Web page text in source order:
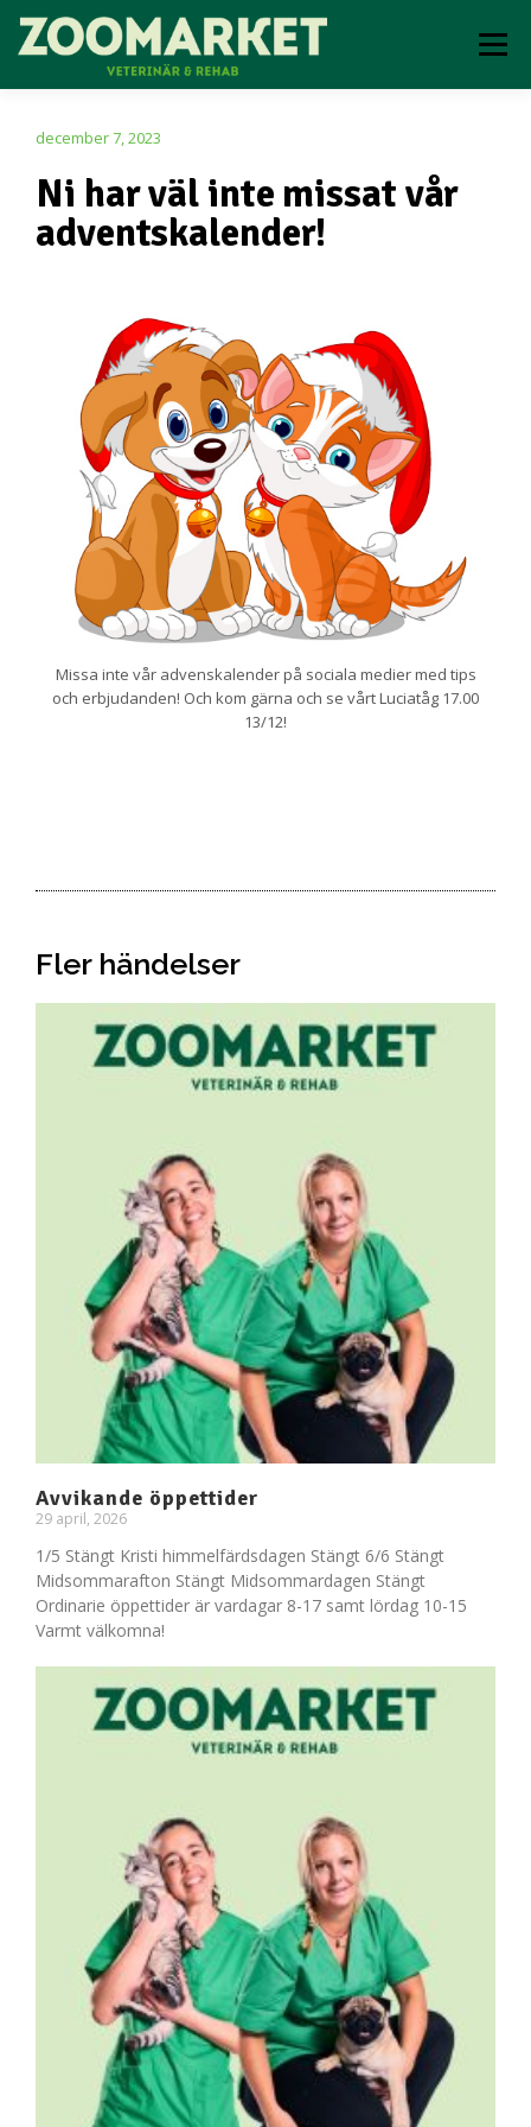
Meny
VETERINÄR
OM OSS KONTAKTA OSS
december 7, 2023
Ni har väl inte missat vår
adventskalender!
Missa inte vår advenskalender på sociala medier med tips
och erbjudanden! Och kom gärna och se vårt Luciatåg 17.00
13/12!
Fler händelser
Avvikande öppettider
29 april, 2026
1/5 Stängt Kristi himmelfärdsdagen Stängt 6/6 Stängt
Midsommarafton Stängt Midsommardagen Stängt
Ordinarie öppettider är vardagar 8-17 samt lördag 10-15
Varmt välkomna!